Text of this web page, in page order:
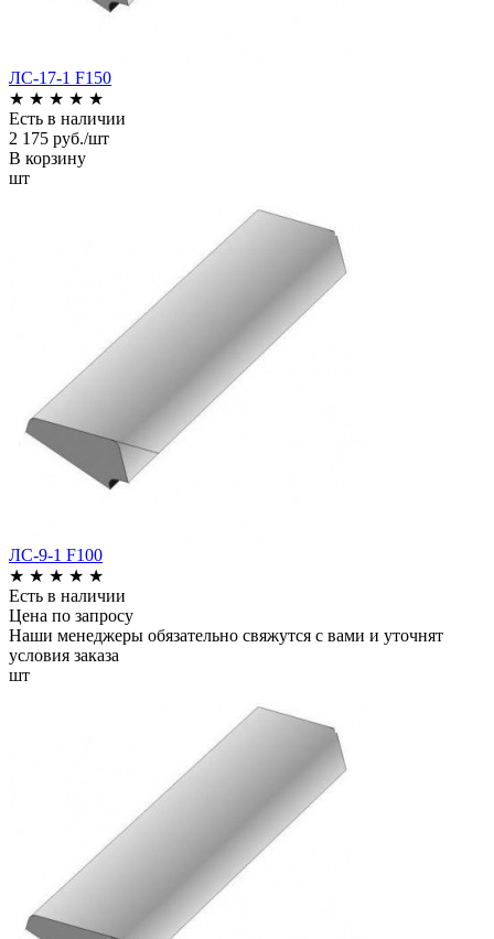
ЛС-17-1 F150
★ ★ ★ ★ ★
Есть в наличии
2 175 руб./шт
В корзину
шт
ЛС-9-1 F100
★ ★ ★ ★ ★
Есть в наличии
Цена по запросу
Наши менеджеры обязательно свяжутся с вами и уточнят
условия заказа
шт